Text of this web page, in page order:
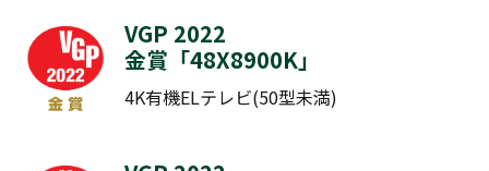
VGP 2022
金賞「48X8900K」
4K有機ELテレビ(50型未満)